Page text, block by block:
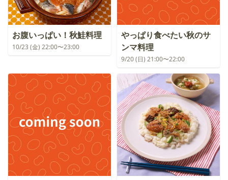
お腹いっぱい！秋鮭料理
10/23 (金) 22:00〜23:00
やっぱり食べたい秋のサ
ンマ料理
9/20 (日) 21:00〜22:00